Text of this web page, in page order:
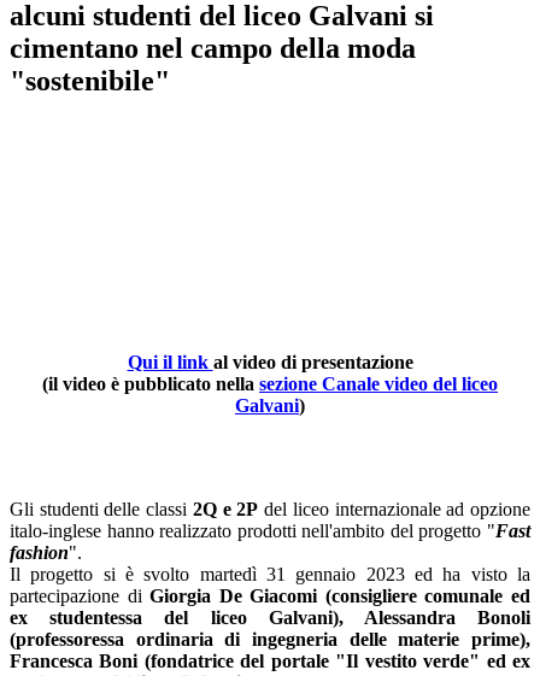
alcuni studenti del liceo Galvani si
cimentano nel campo della moda
"sostenibile"
Qui il link al video di presentazione
(il video è pubblicato nella sezione Canale video del liceo
Galvani)
Gli studenti delle classi 2Q e 2P del liceo internazionale ad opzione
italo-inglese hanno realizzato prodotti nell'ambito del progetto "Fast
fashion".
Il progetto si è svolto martedì 31 gennaio 2023 ed ha visto la
partecipazione diGiorgia De Giacomi (consigliere comunale ed
ex studentessa del liceo Galvani), Alessandra Bonoli
(professoressa ordinaria di ingegneria delle materie prime),
Francesca Boni (fondatrice del portale "Il vestito verde" ed ex